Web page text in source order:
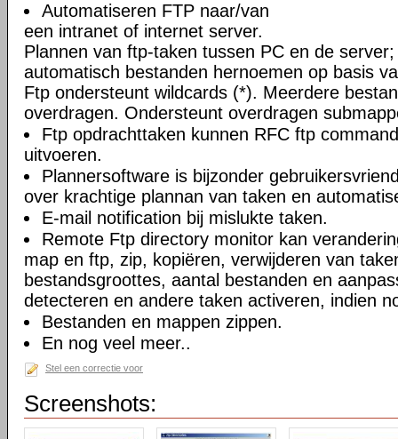
Automatiseren FTP naar/van
een intranet of internet server.
Plannen van ftp-taken tussen PC en de
automatisch bestanden hernoemen op basis
Ftp ondersteunt wildcards (*). Meerdere
overdragen. Ondersteunt overdragen
Ftp opdrachttaken kunnen RFC ftp
uitvoeren.
Plannersoftware is bijzonder
over krachtige plannan van taken en
E-mail notification bij mislukte taken.
Remote Ftp directory monitor kan
map en ftp, zip, kopiëren, verwijderen van
bestandsgroottes, aantal bestanden en
detecteren en andere taken activeren, indien
Bestanden en mappen zippen.
En nog veel meer..
Stel een correctie voor
Screenshots: